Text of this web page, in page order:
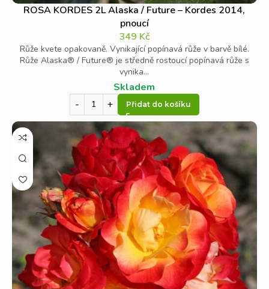
ROSA KORDES 2L Alaska / Future – Kordes 2014,
pnoucí
349 Kč
Růže kvete opakovaně. Vynikající popínavá růže v barvě bílé.
Růže Alaska® / Future® je středně rostoucí popínavá růže s
vynika...
Skladem
Přidat do košíku